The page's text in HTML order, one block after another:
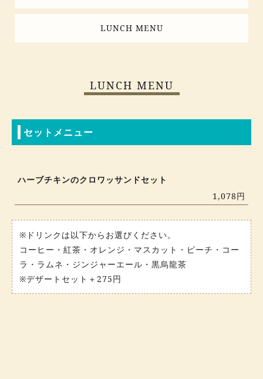
LUNCH MENU
LUNCH MENU
セットメニュー
ハーブチキンのクロワッサンドセット
1,078円
※ドリンクは以下からお選びください。
コーヒー・紅茶・オレンジ・マスカット・ピーチ・コー
ラ・ラムネ・ジンジャーエール・黒烏龍茶
※デザートセット＋275円